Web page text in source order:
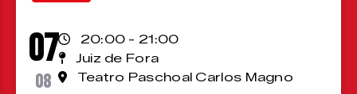
07
08
20:00 - 21:00
Juiz de Fora
Teatro Paschoal Carlos Magno